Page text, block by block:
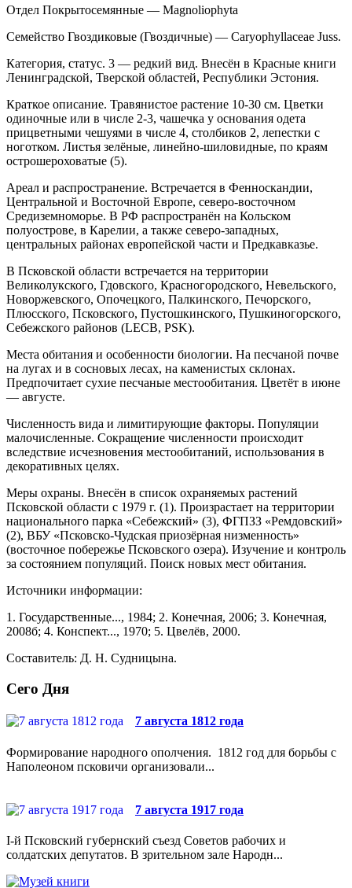
Отдел Покрытосемянные — Magnoliophyta
Семейство Гвоздиковые (Гвоздичные) — Caryophyllaceae Juss.
Категория, статус. 3 — редкий вид. Внесён в Красные книги
Ленинградской, Твер­ской областей, Республики Эстония.
Краткое описание. Травянистое растение 10-30 см. Цветки
одиночные или в числе 2-3, ча­шечка у основания одета
прицветными чешуями в числе 4, столбиков 2, лепестки с
ноготком. Листья зелёные, линейно-шиловидные, по краям
остро­шероховатые (5).
Ареал и распространение. Встречается в Фенноскандии,
Центральной и Восточной Европе, севе­ро-восточном
Средиземноморье. В РФ распростра­нён на Кольском
полуострове, в Карелии, а также северо-западных,
центральных районах европейской части и Предкавказье.
В Псковской области встречается на террито­рии
Великолукского, Гдовского, Красногородского, Невельского,
Новоржевского, Опочецкого, Палкинского, Печорского,
Плюсского, Псковского, Пустошкинского, Пушкиногорского,
Себежского районов (LECB, PSK).
Места обитания и особенности биологии. На песчаной почве
на лугах и в сосновых лесах, на ка­менистых склонах.
Предпочитает сухие песчаные местообитания. Цветёт в июне
— августе.
Численность вида и лимитирующие факто­ры. Популяции
малочисленные. Сокращение чис­ленности происходит
вследствие исчезновения ме­стообитаний, использования в
декоративных целях.
Меры охраны. Внесён в список охраняемых растений
Псковской области с 1979 г. (1). Произрас­тает на территории
национального парка «Себеж­ский» (3), ФГПЗЗ «Ремдовский»
(2), ВБУ «Псков­ско-Чудская приозёрная низменность»
(восточное побережье Псковского озера). Изучение и контроль
за состоянием популяций. Поиск новых мест обита­ния.
Источники информации:
1. Государственные..., 1984; 2. Конечная, 2006; 3. Ко­нечная,
2008б; 4. Конспект..., 1970; 5. Цвелёв, 2000.
Составитель: Д. Н. Судницына.
Сего Дня
7 августа 1812 года
Формирование народного ополчения. 1812 год для борьбы с
Наполеоном псковичи организовали...
7 августа 1917 года
I-й Псковский губернский съезд Советов рабочих и
солдатских депутатов. В зрительном зале Народн...